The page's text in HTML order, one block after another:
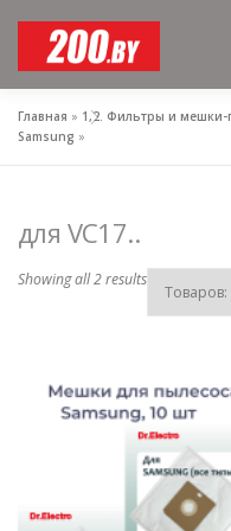
content
Главная » 1,2. Фильтры и мешки-
Samsung »
для VC17..
Showing all 2 results